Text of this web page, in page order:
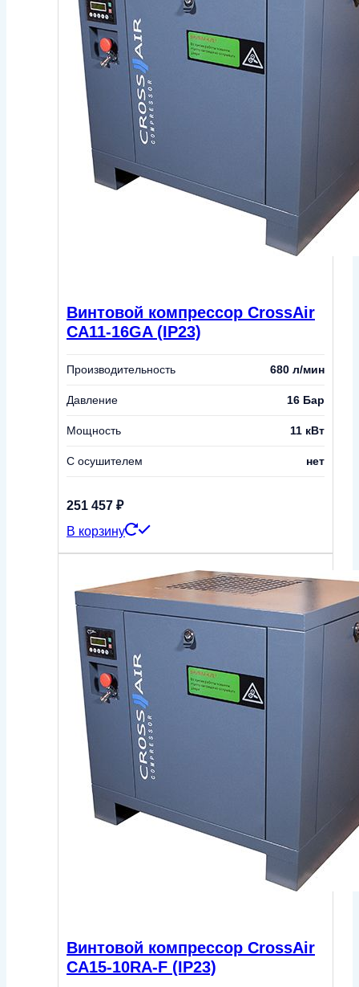
Винтовой компрессор CrossAir
CA11-16GA (IP23)
Производительность 680 л/мин
Давление 16 Бар
Мощность 11 кВт
С осушителем нет
251 457 ₽
В корзину
Винтовой компрессор CrossAir
CA15-10RA-F (IP23)